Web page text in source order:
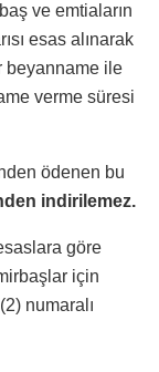
ve emtiaların
esas alınarak
beyanname ile
verme süresi
ödenen bu
indirilemez.
göre
için
numaralı